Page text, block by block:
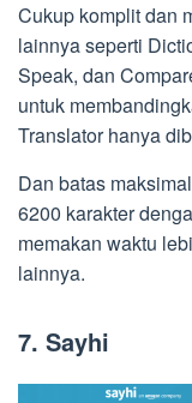
Cukup komplit dan
lainnya seperti
Speak, dan
untuk
Translator hanya
Dan batas
6200 karakter
memakan waktu
lainnya.
7. Sayhi